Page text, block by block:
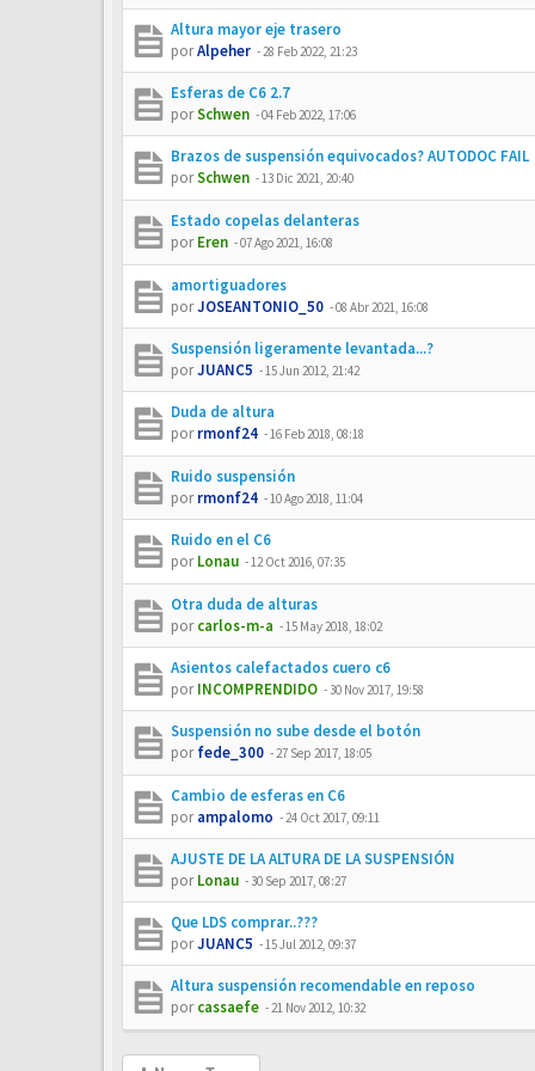
Altura mayor eje trasero
porAlpeher -28 Feb 2022, 21:23
Esferas de C6 2.7
porSchwen -04 Feb 2022, 17:06
Brazos de suspensión equivocados? AUTODOC FAIL
porSchwen -13 Dic 2021, 20:40
Estado copelas delanteras
porEren -07 Ago 2021, 16:08
amortiguadores
porJOSEANTONIO_50 -08 Abr 2021, 16:08
Suspensión ligeramente levantada...?
porJUANC5 -15 Jun 2012, 21:42
Duda de altura
porrmonf24 -16 Feb 2018, 08:18
Ruido suspensión
porrmonf24 -10 Ago 2018, 11:04
Ruido en el C6
porLonau -12 Oct 2016, 07:35
Otra duda de alturas
porcarlos-m-a -15 May 2018, 18:02
Asientos calefactados cuero c6
porINCOMPRENDIDO -30 Nov 2017, 19:58
Suspensión no sube desde el botón
porfede_300 -27 Sep 2017, 18:05
Cambio de esferas en C6
porampalomo -24 Oct 2017, 09:11
AJUSTE DE LA ALTURA DE LA SUSPENSIÓN
porLonau - 30 Sep 2017, 08:27
Que LDS comprar..???
porJUANC5 -15 Jul 2012, 09:37
Altura suspensión recomendable en reposo
porcassaefe -21 Nov 2012, 10:32